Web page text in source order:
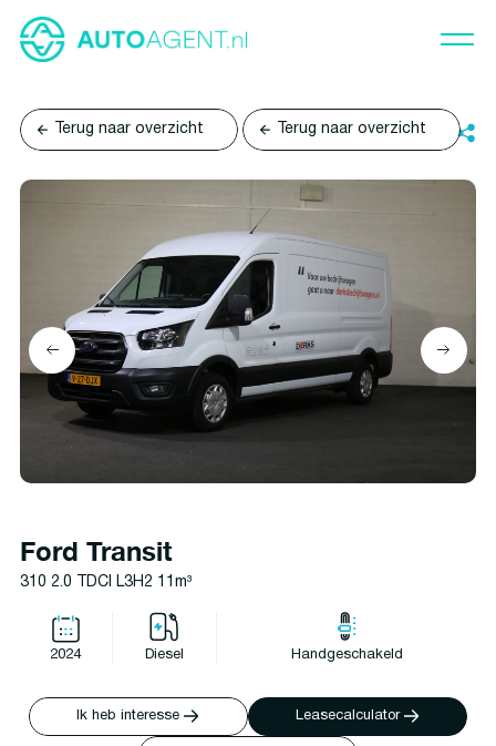
Terug naar overzicht Terug naar overzicht
Ford Transit
310 2.0 TDCI L3H2 11m³
2024 Diesel Handgeschakeld
Ik heb interesse Leasecalculator